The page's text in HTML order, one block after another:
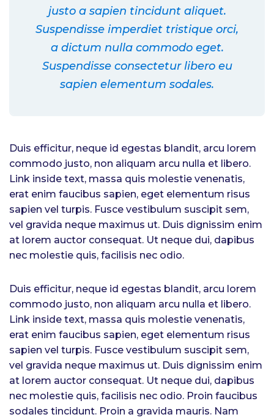
justo a sapien tincidunt aliquet.
Suspendisse imperdiet tristique orci,
a dictum nulla commodo eget.
Suspendisse consectetur libero eu
sapien elementum sodales.
Duis efficitur, neque id egestas blandit, arcu lorem
commodo justo, non aliquam arcu nulla et libero.
Link inside text, massa quis molestie venenatis,
erat enim faucibus sapien, eget elementum risus
sapien vel turpis. Fusce vestibulum suscipit sem,
vel gravida neque maximus ut. Duis dignissim enim
at lorem auctor consequat. Ut neque dui, dapibus
nec molestie quis, facilisis nec odio.
Duis efficitur, neque id egestas blandit, arcu lorem
commodo justo, non aliquam arcu nulla et libero.
Link inside text, massa quis molestie venenatis,
erat enim faucibus sapien, eget elementum risus
sapien vel turpis. Fusce vestibulum suscipit sem,
vel gravida neque maximus ut. Duis dignissim enim
at lorem auctor consequat. Ut neque dui, dapibus
nec molestie quis, facilisis nec odio. Proin faucibus
sodales tincidunt. Proin a gravida mauris. Nam